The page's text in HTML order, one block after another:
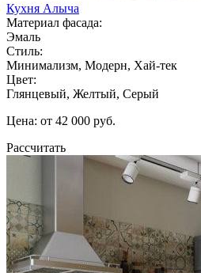
Кухня Алыча
Материал фасада:
Эмаль
Стиль:
Минимализм, Модерн, Хай-тек
Цвет:
Глянцевый, Желтый, Серый
Цена: от 42 000 руб.
Рассчитать